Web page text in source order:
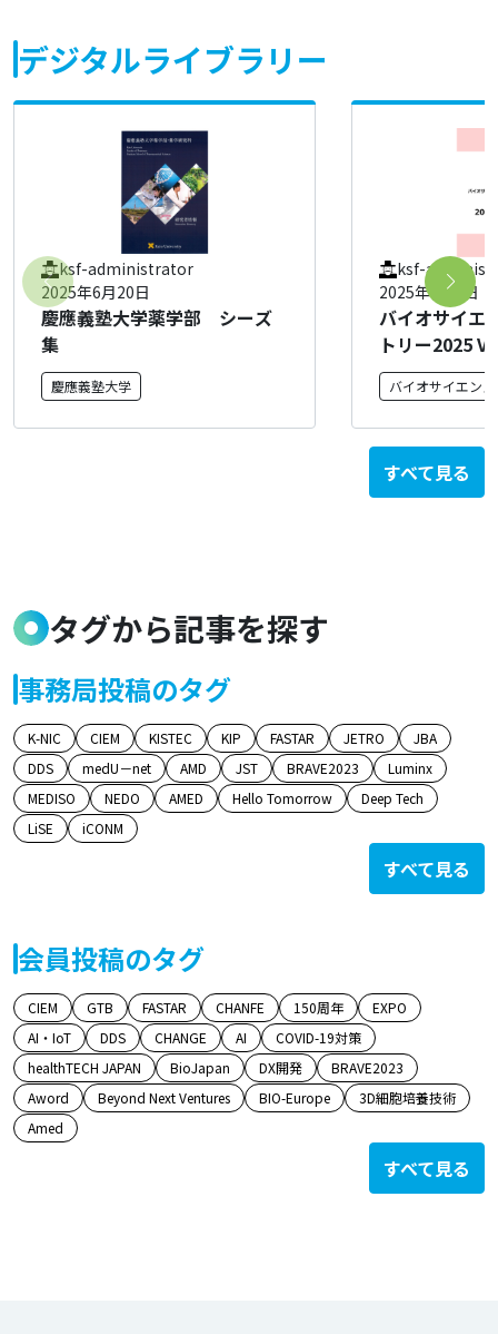
デジタルライブラリー
慶應義塾大学薬学部 シーズ
集
2025年6月20日
ksf-administrator
慶應義塾大学
バイオサイエ
トリー2025
2025年2月7日
ksf-
バイオサイエン
トリー
すべて見る
タグから記事を探す
事務局投稿のタグ
K-NIC CIEM KISTEC KIP FASTAR JETRO
JBA
DDS
medU－net AMD JST BRAVE2023
Luminx
MEDISO
NEDO AMED Hello Tomorrow
Deep Tech
LiSE
iCONM
すべて見る
会員投稿のタグ
CIEM GTB FASTAR CHANFE 150周年
EXPO
AI・IoT
DDS CHANGE AI
COVID-19対策
healthTECH JAPAN
BioJapan DX開発
BRAVE2023
Aword
Beyond Next Ventures BIO-Europe
3D細胞培養技術
Amed
すべて見る